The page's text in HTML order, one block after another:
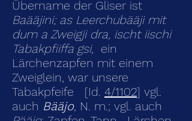
Übername der Gliser ist
Baääjini; as Leerchubääji mit
dum a Zweigji dra, ischt iischi
Tabakpfiiffa gsi, ein
Lärchenzapfen mit einem
Zweiglein, war unsere
Tabakpfeife [Id. 4/1102] vgl.
auch Bääjo, N. m.; vgl. auch